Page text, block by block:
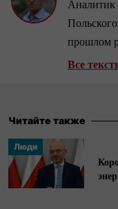
Аналитик
прошлом
Все
Читайте также
Люди